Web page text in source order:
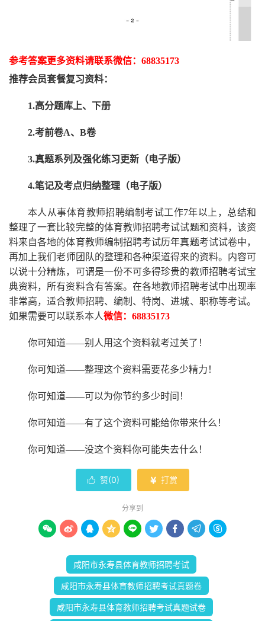
参考答案更多资料请联系微信： 68835173
推荐会员套餐复习资料：
1.高分题库上、下册
2.考前卷A、B卷
3.真题系列及强化练习更新（电子版）
4.笔记及考点归纳整理（电子版）
本人从事体育教师招聘编制考试工作7年以上，总结和
整理了一套比较完整的体育教师招聘考试试题和资料，该资
料来自各地的体育教师编制招聘考试历年真题考试试卷中，
再加上我们老师 团队的整理和各种渠道得来的资料。内容可
以说十分精炼，可谓是一份不可多得珍贵的教师招聘考试宝
典资料，所有资料含有答案。在各地教师招聘考试中出现率
非常高，适合教师招聘、编制、特岗、进城、职称等考试。
如果需要可以联系本人微信： 68835173
你可知道——别人用这个资料就考过关了！
你可知道——整理这个资料需要花多少精力 ！
你可知道——可以为你节约多少时间！
你可知道——有了这个资料可能给你带来什么！
你可知道——没这个资料你可能失去什么 ！
 赞(0)  打赏
分享到
        
咸阳市永寿县体育教师招聘考试
咸阳市永寿县体育教师招聘考试真题卷
咸阳市永寿县体育教师招聘考试真题试卷